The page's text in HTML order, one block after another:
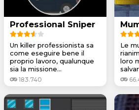
Professional Sniper
Un killer professionista sa
come eseguire bene il
proprio lavoro, qualunque
sia la missione...
183.740
Le
loro